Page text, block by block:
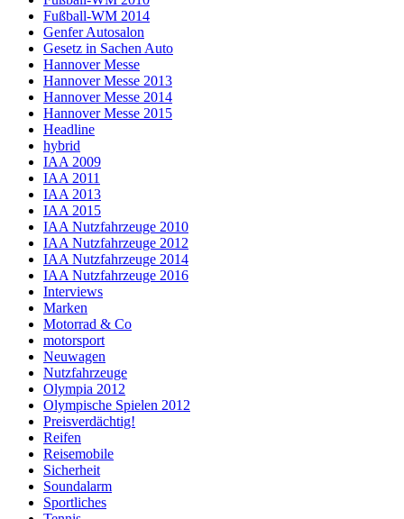
Fußball-WM 2014
Genfer Autosalon
Gesetz in Sachen Auto
Hannover Messe
Hannover Messe 2013
Hannover Messe 2014
Hannover Messe 2015
Headline
hybrid
IAA 2009
IAA 2011
IAA 2013
IAA 2015
IAA Nutzfahrzeuge 2010
IAA Nutzfahrzeuge 2012
IAA Nutzfahrzeuge 2014
IAA Nutzfahrzeuge 2016
Interviews
Marken
Motorrad & Co
motorsport
Neuwagen
Nutzfahrzeuge
Olympia 2012
Olympische Spielen 2012
Preisverdächtig!
Reifen
Reisemobile
Sicherheit
Soundalarm
Sportliches